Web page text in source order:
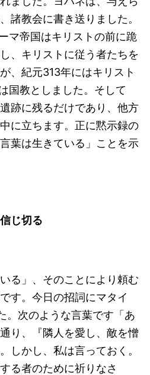
諸教会に書き送りました。
マ帝国はキリストの前に跪
、キリストに従う者たちを
、紀元313年にはキリスト
国教としました。そして
跡に残るだけであり、他方
に立ちます。正に黙示録の
葉は生きている」ことを示
じ切る
る」、そのことにより頼む
す。今日の招詞にマタイ
次のような言葉です「あ
り、『隣人を愛し、敵を憎
しかし、私は言っておく。
る者のために祈りなさ